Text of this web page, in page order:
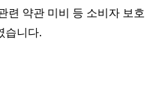
련 약관 미비 등 소비자 보호
습니다.